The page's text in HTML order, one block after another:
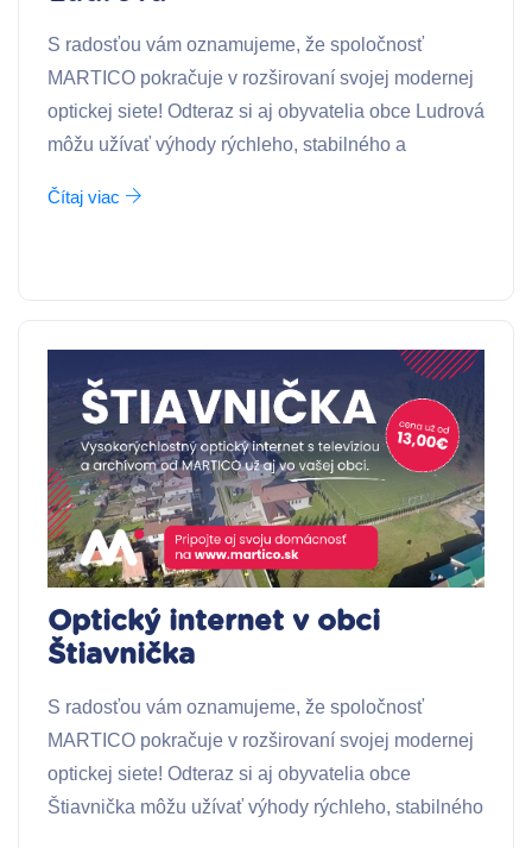
S radosťou vám oznamujeme, že spoločnosť
MARTICO pokračuje v rozširovaní svojej modernej
optickej siete! Odteraz si aj obyvatelia obce Ludrová
môžu užívať výhody rýchleho, stabilného a
Čítaj viac
Optický internet v obci
Štiavnička
S radosťou vám oznamujeme, že spoločnosť
MARTICO pokračuje v rozširovaní svojej modernej
optickej siete! Odteraz si aj obyvatelia obce
Štiavnička môžu užívať výhody rýchleho, stabilného